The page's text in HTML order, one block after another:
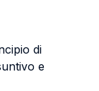
di
e